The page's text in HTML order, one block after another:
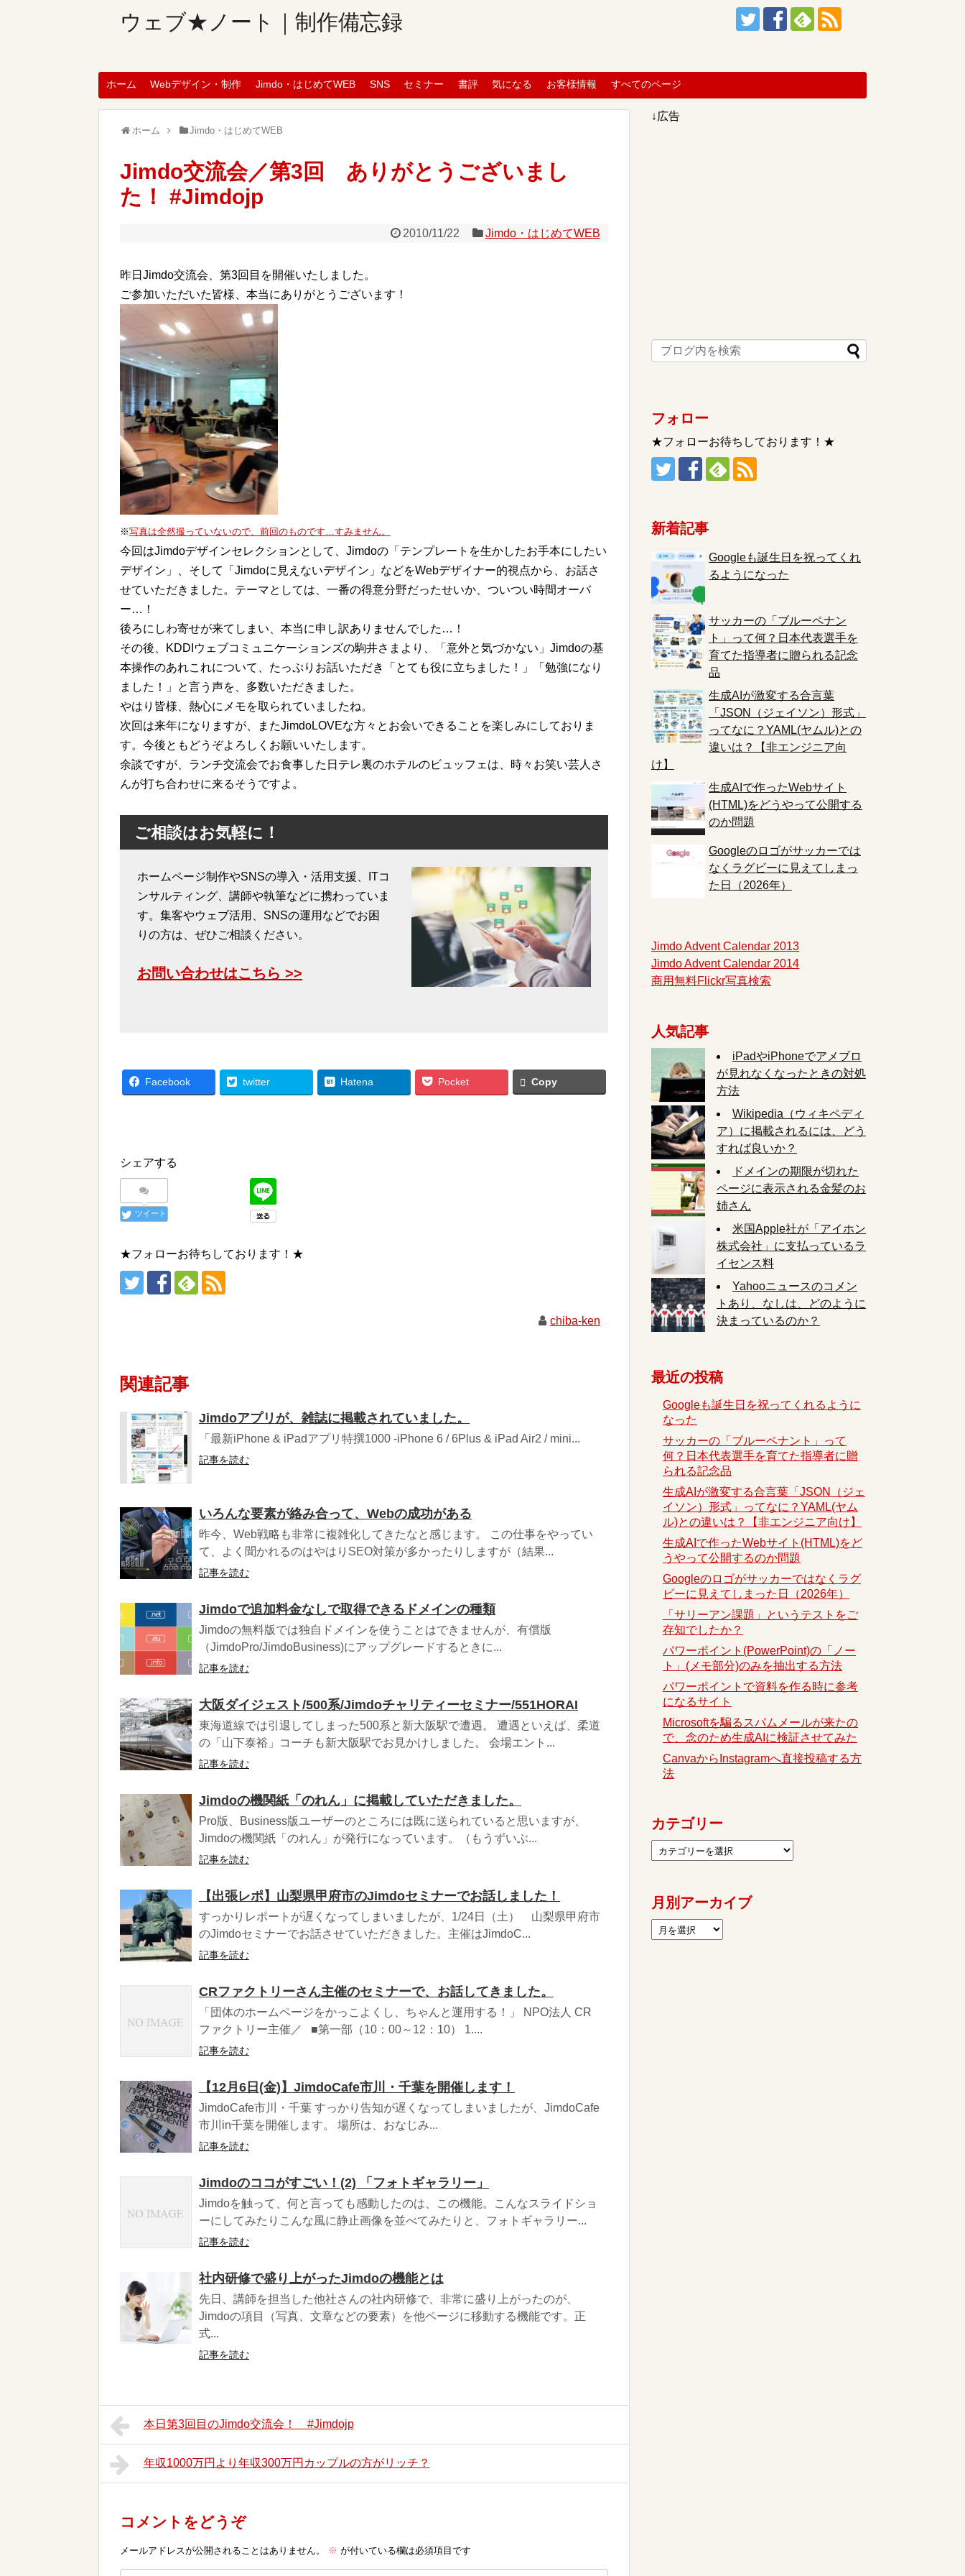
ウェブ★ノート｜制作備忘録
ホーム Webデザイン・制作 Jimdo・はじめてWEB SNS セミナー 書評 気になる お客様情報 すべてのページ
ホーム Jimdo・はじめてWEB
Jimdo交流会／第3回 ありがとうございまし
た！ #Jimdojp
2010/11/22 Jimdo・はじめてWEB
昨日Jimdo交流会、第3回目を開催いたしました。
ご参加いただいた皆様、本当にありがとうございます！
※写真は全然撮っていないので、前回のものです…すみません。
今回はJimdoデザインセレクションとして、Jimdoの「テンプレートを生かしたお手本にしたい
デザイン」、そして「Jimdoに見えないデザイン」などをWebデザイナー的視点から、お話さ
せていただきました。テーマとしては、一番の得意分野だったせいか、ついつい時間オーバ
ー…！
後ろにしわ寄せが来てしまい、本当に申し訳ありませんでした…！
その後、KDDIウェブコミュニケーションズの駒井さまより、「意外と気づかない」Jimdoの基
本操作のあれこれについて、たっぷりお話いただき「とても役に立ちました！」「勉強になり
ました！」と言う声を、多数いただきました。
やはり皆様、熱心にメモを取られていましたね。
次回は来年になりますが、またJimdoLOVEな方々とお会いできることを楽しみにしておりま
す。今後ともどうぞよろしくお願いいたします。
余談ですが、ランチ交流会でお食事した日テレ裏のホテルのビュッフェは、時々お笑い芸人さ
んが打ち合わせに来るそうですよ。
ご相談はお気軽に！
ホームページ制作やSNSの導入・活用支援、ITコ
ンサルティング、講師や執筆などに携わっていま
す。集客やウェブ活用、SNSの運用などでお困
りの方は、ぜひご相談ください。
お問い合わせはこちら >>
Facebook twitter Hatena Pocket Copy
シェアする
ツイート
★フォローお待ちしております！★
chiba-ken
関連記事
Jimdoアプリが、雑誌に掲載されていました。
「最新iPhone & iPadアプリ特撰1000 -iPhone 6 / 6Plus & iPad Air2 / mini...
記事を読む
いろんな要素が絡み合って、Webの成功がある
昨今、Web戦略も非常に複雑化してきたなと感じます。 この仕事をやってい
て、よく聞かれるのはやはりSEO対策が多かったりしますが（結果...
記事を読む
Jimdoで追加料金なしで取得できるドメインの種類
Jimdoの無料版では独自ドメインを使うことはできませんが、有償版
（JimdoPro/JimdoBusiness)にアップグレードするときに...
記事を読む
大阪ダイジェスト/500系/Jimdoチャリティーセミナー/551HORAI
東海道線では引退してしまった500系と新大阪駅で遭遇。 遭遇といえば、柔道
の「山下泰裕」コーチも新大阪駅でお見かけしました。 会場エント...
記事を読む
Jimdoの機関紙「のれん」に掲載していただきました。
Pro版、Business版ユーザーのところには既に送られていると思いますが、
Jimdoの機関紙「のれん」が発行になっています。（もうずいぶ...
記事を読む
【出張レポ】山梨県甲府市のJimdoセミナーでお話しました！
すっかりレポートが遅くなってしまいましたが、1/24日（土） 山梨県甲府市
のJimdoセミナーでお話させていただきました。主催はJimdoC...
記事を読む
CRファクトリーさん主催のセミナーで、お話してきました。
「団体のホームページをかっこよくし、ちゃんと運用する！」 NPO法人 CR
ファクトリー主催／ ■第一部（10：00～12：10） 1....
記事を読む
【12月6日(金)】JimdoCafe市川・千葉を開催します！
JimdoCafe市川・千葉 すっかり告知が遅くなってしまいましたが、JimdoCafe
市川in千葉を開催します。 場所は、おなじみ...
記事を読む
Jimdoのココがすごい！(2) 「フォトギャラリー」
Jimdoを触って、何と言っても感動したのは、この機能。こんなスライドショ
ーにしてみたりこんな風に静止画像を並べてみたりと、フォトギャラリー...
記事を読む
社内研修で盛り上がったJimdoの機能とは
先日、講師を担当した他社さんの社内研修で、非常に盛り上がったのが、
Jimdoの項目（写真、文章などの要素）を他ページに移動する機能です。正
式...
記事を読む
本日第3回目のJimdo交流会！ #Jimdojp
年収1000万円より年収300万円カップルの方がリッチ？
コメントをどうぞ
メールアドレスが公開されることはありません。 ※ が付いている欄は必須項目です
↓広告
フォロー
★フォローお待ちしております！★
新着記事
Googleも誕生日を祝ってくれ
るようになった
サッカーの「ブルーペナン
ト」って何？日本代表選手を
育てた指導者に贈られる記念
品
生成AIが激変する合言葉
「JSON（ジェイソン）形式」
ってなに？YAML(ヤムル)との
違いは？【非エンジニア向
け】
生成AIで作ったWebサイト
(HTML)をどうやって公開する
のか問題
Googleのロゴがサッカーでは
なくラグビーに見えてしまっ
た日（2026年）
Jimdo Advent Calendar 2013
Jimdo Advent Calendar 2014
商用無料Flickr写真検索
人気記事
iPadやiPhoneでアメブロ
が見れなくなったときの対処
方法
Wikipedia（ウィキペディ
ア）に掲載されるには、どう
すれば良いか？
ドメインの期限が切れた
ページに表示される金髪のお
姉さん
米国Apple社が「アイホン
株式会社」に支払っているラ
イセンス料
Yahooニュースのコメン
トあり、なしは、どのように
決まっているのか？
最近の投稿
Googleも誕生日を祝ってくれるように
なった
サッカーの「ブルーペナント」って
何？日本代表選手を育てた指導者に贈
られる記念品
生成AIが激変する合言葉「JSON（ジェ
イソン）形式」ってなに？YAML(ヤム
ル)との違いは？【非エンジニア向け】
生成AIで作ったWebサイト(HTML)をど
うやって公開するのか問題
Googleのロゴがサッカーではなくラグ
ビーに見えてしまった日（2026年）
「サリーアン課題」というテストをご
存知でしたか？
パワーポイント(PowerPoint)の「ノー
ト」(メモ部分)のみを抽出する方法
パワーポイントで資料を作る時に参考
になるサイト
Microsoftを騙るスパムメールが来たの
で、念のため生成AIに検証させてみた
CanvaからInstagramへ直接投稿する方
法
カテゴリー
月別アーカイブ